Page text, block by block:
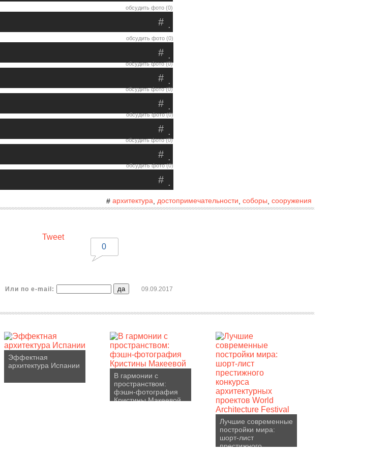
обсудить фото (0)
.
#
обсудить фото (0)
.
#
обсудить фото (0)
.
#
обсудить фото (0)
.
#
обсудить фото (0)
.
#
обсудить фото (0)
.
#
обсудить фото (0)
.
#
# архитектура достопримечательности соборы сооружения
Tweet
0
Или по e-mail: 09.09.2017
Эффектная
архитектура Испании
В гармонии с
пространством:
фэшн-фотография
Кристины Макеевой
Лучшие современные
постройки мира:
шорт-лист
престижного